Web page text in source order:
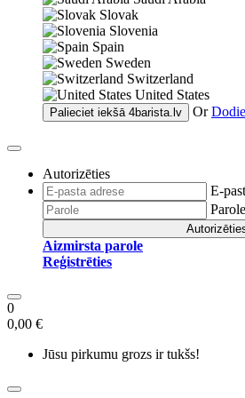
Slovak
Slovenia
Spain
Sweden
Switzerland
United States
Palieciet iekšā 4barista.lv Or
Autorizēties
E-
Parole
Aizmirsta parole
Reģistrēties
0
0,00 €
Jūsu pirkumu grozs ir tukšs!